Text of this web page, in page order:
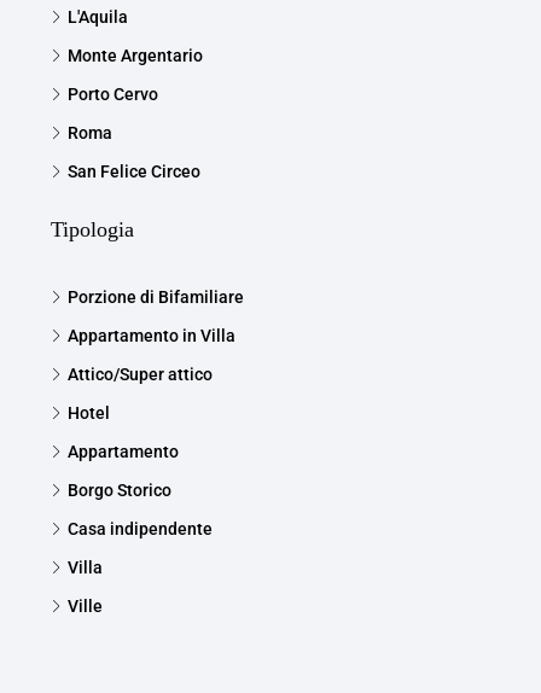
L'Aquila
Monte Argentario
Porto Cervo
Roma
San Felice Circeo
Tipologia
Porzione di Bifamiliare
Appartamento in Villa
Attico/Super attico
Hotel
Appartamento
Borgo Storico
Casa indipendente
Villa
Ville